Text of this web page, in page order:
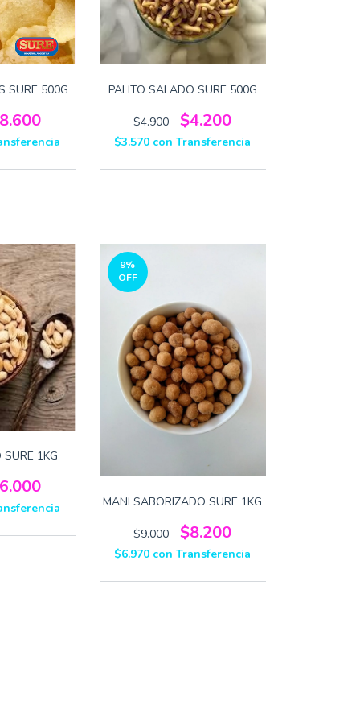
SURE 500G PALITO SALADO SURE 500G
$4.900 $4.200
$3.570 con Transferencia
1KG
9%
OFF
MANI SABORIZADO SURE 1KG
$9.000 $8.200
$6.970 con Transferencia